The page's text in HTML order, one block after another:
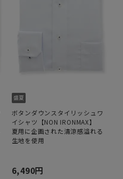
ボタンダウンスタイリッシュワ
イシャツ【NON IRONMAX】
夏用に企画された清涼感溢れる
生地を使用
6,490円